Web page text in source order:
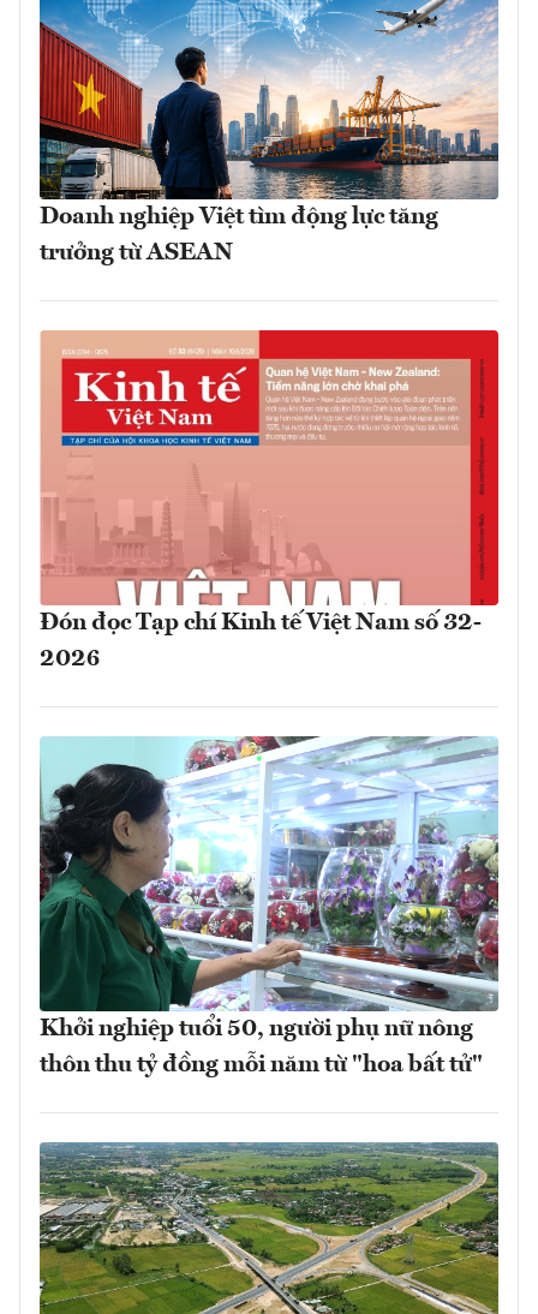
Doanh nghiệp Việt tìm động lực tăng
trưởng từ ASEAN
Đón đọc Tạp chí Kinh tế Việt Nam số 32-
2026
Khởi nghiệp tuổi 50, người phụ nữ nông
thôn thu tỷ đồng mỗi năm từ "hoa bất tử"